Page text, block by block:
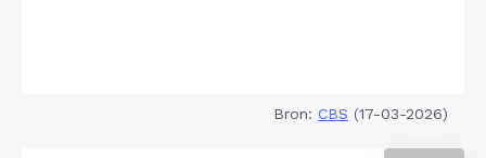
Bron: CBS (17-03-2026)